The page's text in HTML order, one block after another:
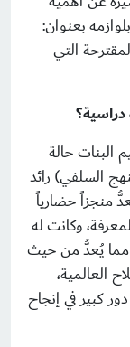
بعنوان:
التي
دراسية؟
البنات حالة
السلفي) رائد
منجزاً حضارياً
وكانت له
مما يُعدُّ من حيث
العالمية،
كبير في إنجاح